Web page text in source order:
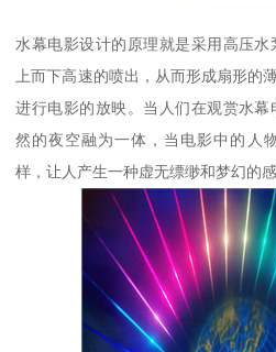
水幕电影设计的原理就是采用高压
上而下高速的喷出，从而形成扇形的
进行电影的放映。当人们在观赏水
然的夜空融为一体，当电影中的人
样，让人产生一种虚无缥缈和梦幻的感